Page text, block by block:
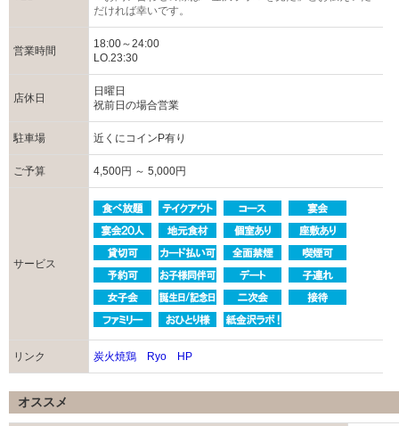
だければ幸いです。
営業時間
18:00～24:00
LO.23:30
店休日
日曜日
祝前日の場合営業
駐車場 近くにコインP有り
ご予算 4,500円 ～ 5,000円
サービス
リンク 炭火焼鶏 Ryo HP
オススメ